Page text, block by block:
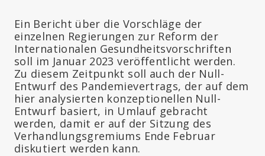
Ein Bericht über die Vorschläge der
einzelnen Regierungen zur Reform der
Internationalen Gesundheitsvorschriften
soll im Januar 2023 veröffentlicht werden.
Zu diesem Zeitpunkt soll auch der Null-
Entwurf des Pandemievertrags, der auf dem
hier analysierten konzeptionellen Null-
Entwurf basiert, in Umlauf gebracht
werden, damit er auf der Sitzung des
Verhandlungsgremiums Ende Februar
diskutiert werden kann.